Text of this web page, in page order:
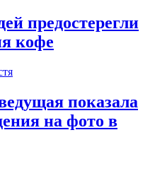
предостерегли
кофе
показала
на фото в